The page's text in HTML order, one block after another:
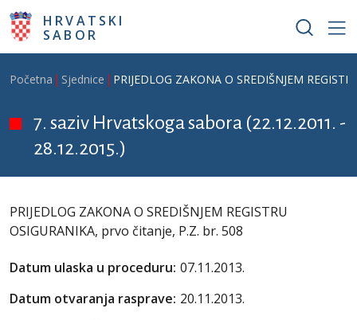
Skoči na glavni sadržaj
HRVATSKI
SABOR
Breadcrumb
Početna Sjednice PRIJEDLOG ZAKONA O SREDIŠNJEM
7. saziv Hrvatskoga sabora (22.12.2011. -
28.12.2015.)
PRIJEDLOG ZAKONA O SREDIŠNJEM REGISTRU
OSIGURANIKA, prvo čitanje, P.Z. br. 508
Datum ulaska u proceduru: 07.11.2013.
Datum otvaranja rasprave: 20.11.2013.